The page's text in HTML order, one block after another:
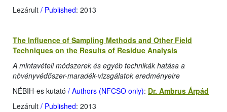
Lezárult / Published: 2013
The Influence of Sampling Methods and Other Field
Techniques on the Results of Residue Analysis
A mintavételi módszerek és egyéb technikák hatása a
növényvédőszer-maradék-vizsgálatok eredményeire
NÉBIH-es kutató / Authors (NFCSO only): Dr. Ambrus Árpád
Lezárult / Published: 2013